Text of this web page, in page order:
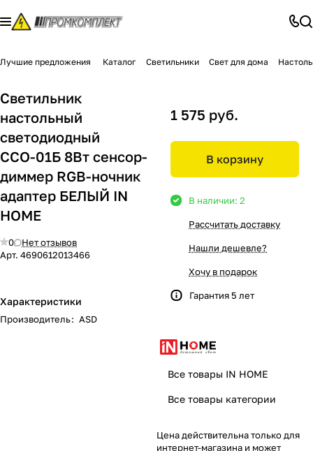
Лучшие предложения Каталог Светильники Свет для дома
Светильник
настольный
светодиодный
ССО-01Б 8Вт сенсор-
диммер RGB-ночник
адаптер БЕЛЫЙ IN
HOME
0
Нет отзывов
Арт. 4690612013466
Характеристики
Производитель: ASD
1 575 руб.
В корзину
В наличии: 2
Рассчитать доставку
Нашли дешевле?
Хочу в подарок
Гарантия 5 лет
Все товары IN HOME
Все товары категории
Цена действительна только для
интернет-магазина и может